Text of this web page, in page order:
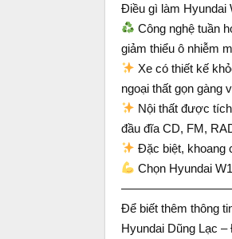
Điều gì làm Hyundai
Công nghệ tuần
giảm thiểu ô nhiễm
Xe có thiết kế
ngoại thất gọn gàng
Nội thất được
đầu đĩa CD, FM,
Đặc biệt, khoang
Chọn Hyundai
Để biết thêm thông
Hyundai Dũng Lạc